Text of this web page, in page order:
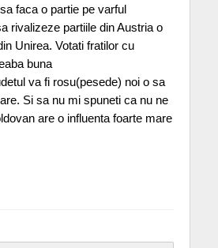
faca o partie pe varful
rivalizeze partiile din Austria o
Unirea. Votati fratilor cu
buna
va fi rosu(pesede) noi o sa
Si sa nu mi spuneti ca nu ne
are o influenta foarte mare